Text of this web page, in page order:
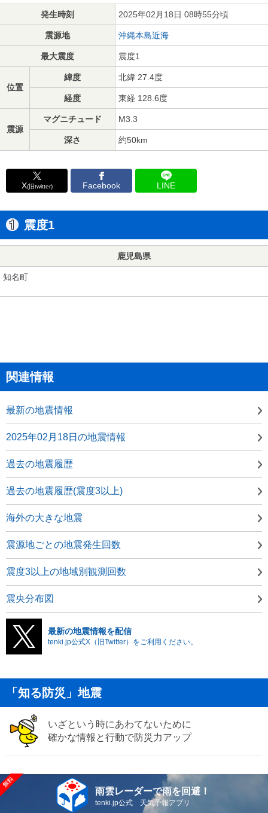
発生時刻 2025年02月18日 08時55分頃
震源地 沖縄本島近海
最大震度 震度1
位置
緯度 北緯 27.4度
経度 東経 128.6度
震源
マグニチュード M3.3
深さ 約50km
X(旧twitter) Facebook LINE
震度1
鹿児島県
知名町
関連情報
最新の地震情報
2025年02月18日の地震情報
過去の地震履歴
過去の地震履歴(震度3以上)
海外の大きな地震
震源地ごとの地震発生回数
震度3以上の地域別観測回数
震央分布図
最新の地震情報を配信
tenki.jp公式X（旧Twitter）をご利用ください。
「知る防災」地震
いざという時にあわてないために
確かな情報と行動で防災力アップ
雨雲レーダーで雨を回避！
tenki.jp公式 天気予報アプリ